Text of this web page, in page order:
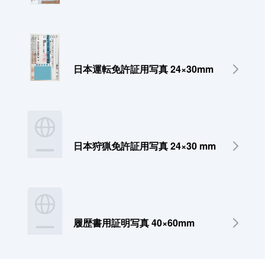
日本運転免許証用写真 24×30mm
日本狩猟免許証用写真 24×30 mm
履歴書用証明写真 40×60mm